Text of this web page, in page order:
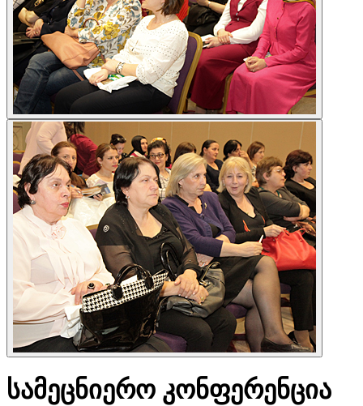
სამეცნიერო კონფერენცია